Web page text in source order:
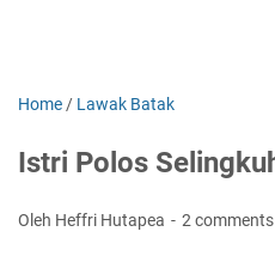
Home / Lawak Batak
Istri Polos
Oleh Heffri Hutapea 2 comments